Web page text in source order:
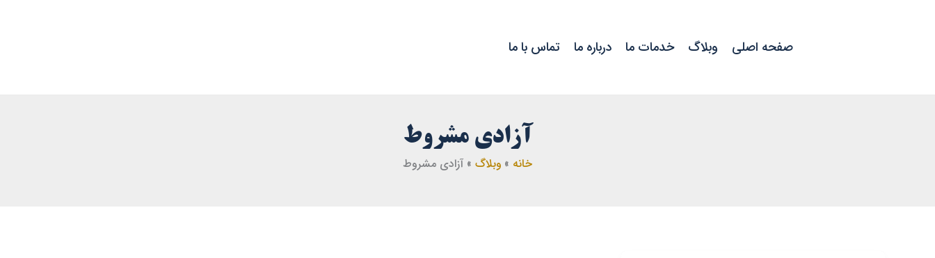
صفحه اصلی وبلاگ خدمات ما درباره ما تماس با ما
آزادی مشروط
خانه وبلاگ آزادی مشروط